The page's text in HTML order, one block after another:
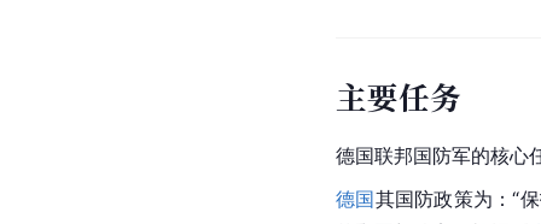
主要任务
德国联邦国防军的核心
德国其国防政策为：“